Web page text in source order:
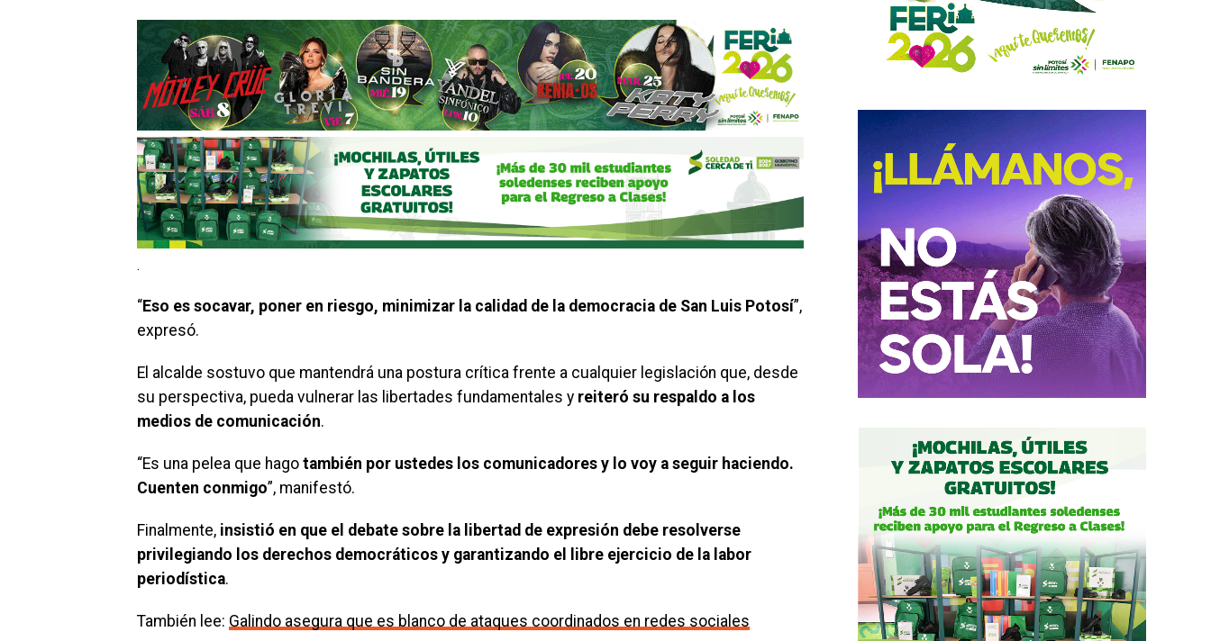
.
“Eso es socavar, poner en riesgo, minimizar la calidad de la democracia de San Luis Potosí”,
expresó.
El alcalde sostuvo que mantendrá una postura crítica frente a cualquier legislación que, desde
su perspectiva, pueda vulnerar las libertades fundamentales y reiteró su respaldo a los
medios de comunicación.
“Es una pelea que hago también por ustedes los comunicadores y lo voy a seguir haciendo.
Cuenten conmigo”, manifestó.
Finalmente, insistió en que el debate sobre la libertad de expresión debe resolverse
privilegiando los derechos democráticos y garantizando el libre ejercicio de la labor
periodística.
También lee: Galindo asegura que es blanco de ataques coordinados en redes sociales